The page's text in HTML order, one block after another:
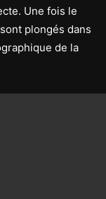
Une fois le
plongés dans
de la